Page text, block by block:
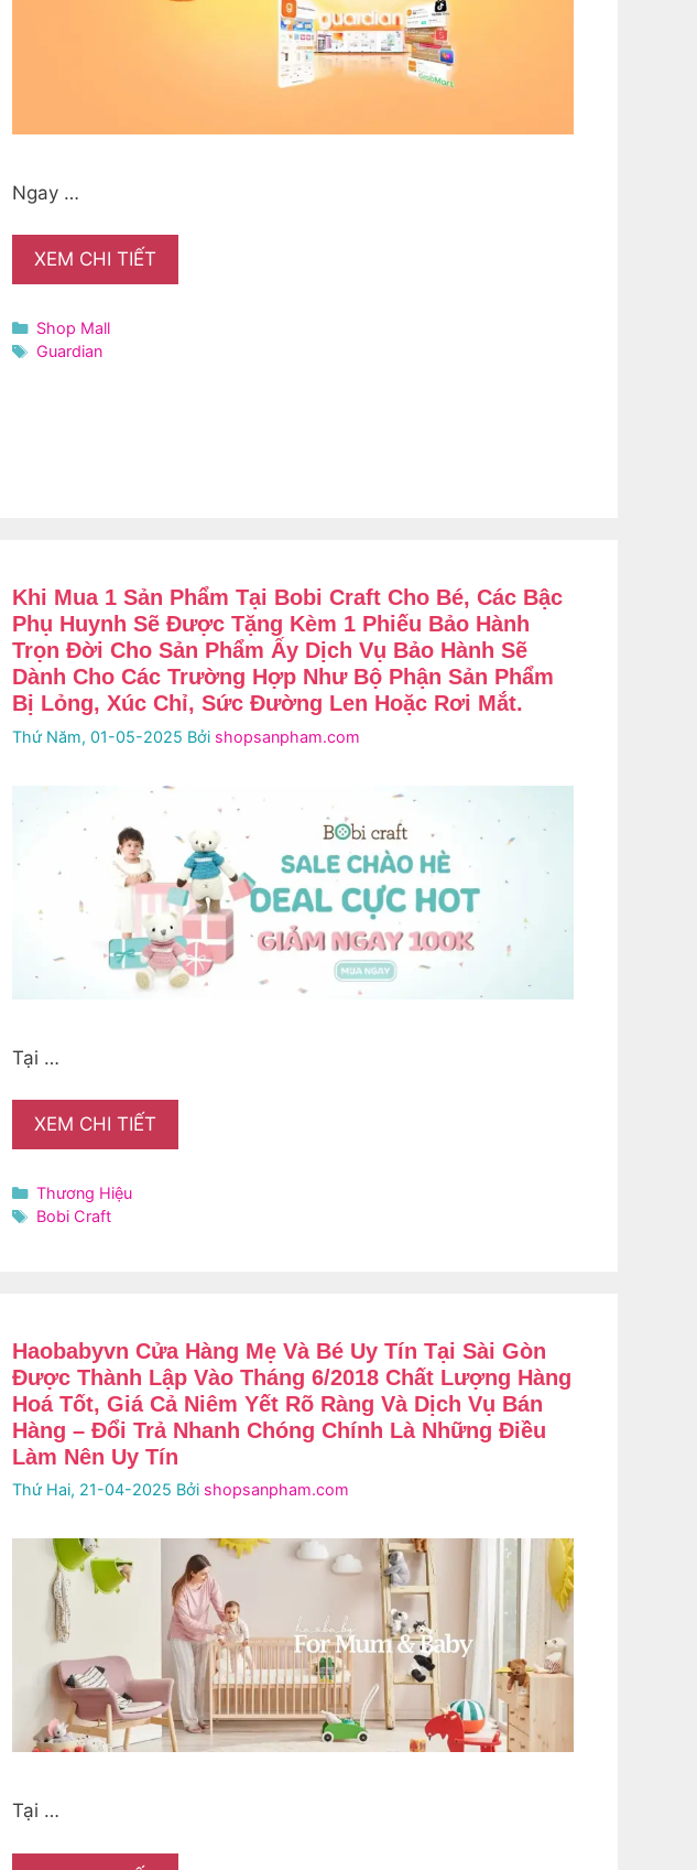
Ngay …
XEM CHI TIẾT
Danh
mục
Shop Mall
Thẻ
Guardian
Khi Mua 1 Sản Phẩm Tại Bobi Craft Cho Bé, Các Bậc
Phụ Huynh Sẽ Được Tặng Kèm 1 Phiếu Bảo Hành
Trọn Đời Cho Sản Phẩm Ấy Dịch Vụ Bảo Hành Sẽ
Dành Cho Các Trường Hợp Như Bộ Phận Sản Phẩm
Bị Lỏng, Xúc Chỉ, Sức Đường Len Hoặc Rơi Mắt.
Thứ Năm, 01-05-2025 Bởi shopsanpham.com
Tại …
XEM CHI TIẾT
Danh
mục
Thương Hiệu
Thẻ
Bobi Craft
Haobabyvn Cửa Hàng Mẹ Và Bé Uy Tín Tại Sài Gòn
Được Thành Lập Vào Tháng 6/2018 Chất Lượng Hàng
Hoá Tốt, Giá Cả Niêm Yết Rõ Ràng Và Dịch Vụ Bán
Hàng – Đổi Trả Nhanh Chóng Chính Là Những Điều
Làm Nên Uy Tín
Thứ Hai, 21-04-2025 Bởi shopsanpham.com
Tại …